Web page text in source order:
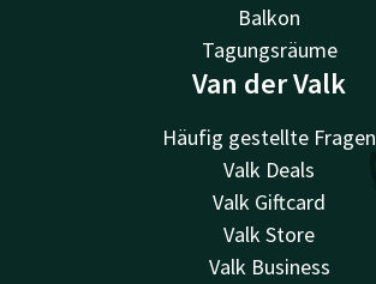
Balkon
Tagungsräume
Van der Valk
Häufig gestellte Fragen
Valk Deals
Valk Giftcard
Valk Store
Valk Business